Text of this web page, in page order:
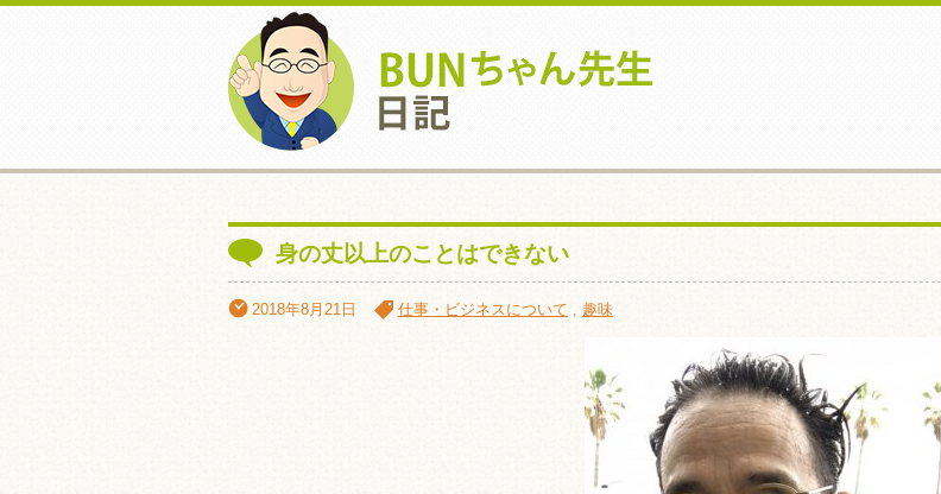
身の丈以上のことはできない
2018年8月21日 仕事・ビジネスについて , 趣味